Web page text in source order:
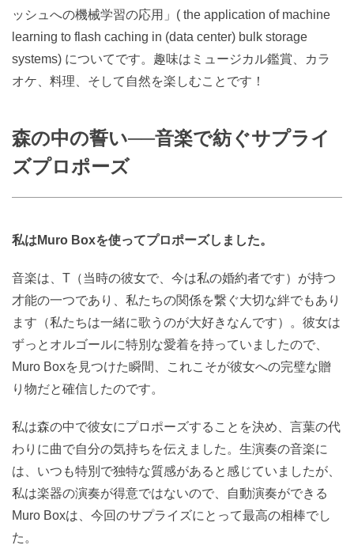
ッシュへの機械学習の応用」( the application of machine
learning to flash caching in (data center) bulk storage
systems) についてです。趣味はミュージカル鑑賞、カラ
オケ、料理、そして自然を楽しむことです！
森の中の誓い──音楽で紡ぐサプライ
ズプロポーズ
私はMuro Boxを使ってプロポーズしました。
音楽は、T（当時の彼女で、今は私の婚約者です）が持つ
才能の一つであり、私たちの関係を繋ぐ大切な絆でもあり
ます（私たちは一緒に歌うのが大好きなんです）。彼女は
ずっとオルゴールに特別な愛着を持っていましたので、
Muro Boxを見つけた瞬間、これこそが彼女への完璧な贈
り物だと確信したのです。
私は森の中で彼女にプロポーズすることを決め、言葉の代
わりに曲で自分の気持ちを伝えました。生演奏の音楽に
は、いつも特別で独特な質感があると感じていましたが、
私は楽器の演奏が得意ではないので、自動演奏ができる
Muro Boxは、今回のサプライズにとって最高の相棒でし
た。